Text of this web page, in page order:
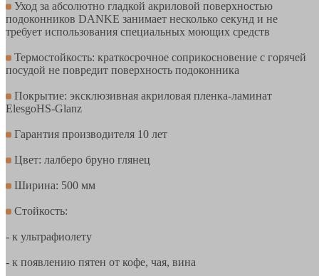
Уход за абсолютно гладкой акриловой поверхностью
подоконников DANKE занимает несколько секунд и не
требует использования специальных моющих средств
Термостойкость: краткосрочное соприкосновение с горячей
посудой не повредит поверхность подоконника
Покрытие: эксклюзивная акриловая пленка-ламинат
ElesgoHS-Glanz
Гарантия производителя 10 лет
Цвет: лалберо бруно глянец
Ширина: 500 мм
Стойкость:
- к ультрафиолету
- к появлению пятен от кофе, чая, вина